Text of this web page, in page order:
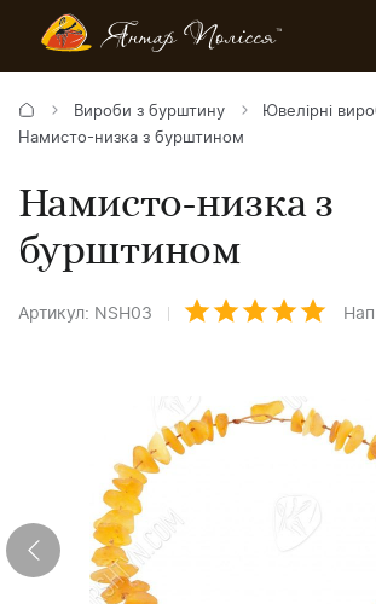
Вироби з бурштину
Ювелірні
Намисто-низка з бурштином
Намисто-низка з
бурштином
Артикул: NSH03